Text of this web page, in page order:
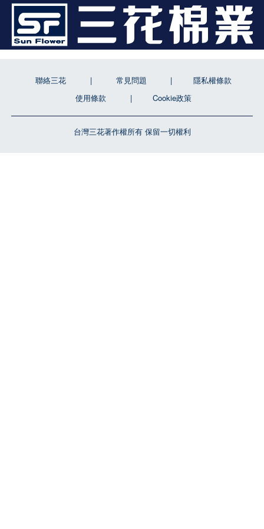
台灣三花著作權所有 保留一切權利
聯絡三花 常見問題
隱私權條款
使用條款
Cookie政策